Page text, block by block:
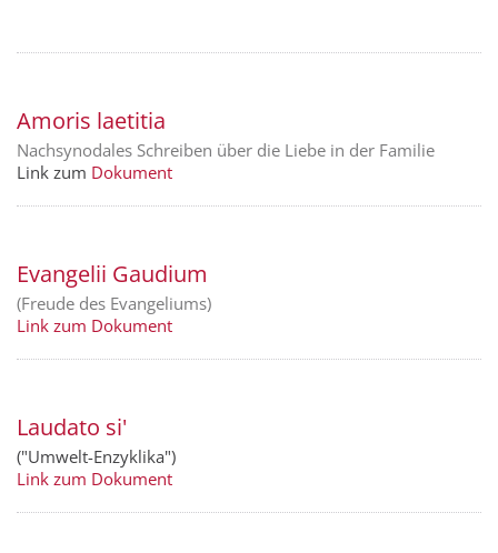
Amoris laetitia
Nachsynodales Schreiben über die Liebe in der Familie
Link zum Dokument
Evangelii Gaudium
(Freude des Evangeliums)
Link zum Dokument
Laudato si'
("Umwelt-Enzyklika")
Link zum Dokument